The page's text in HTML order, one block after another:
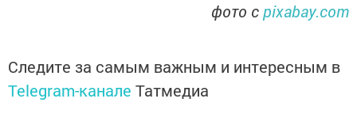
фото сpixabay.com
Следите за самым важным и интересным в
Telegram-канале Татмедиа